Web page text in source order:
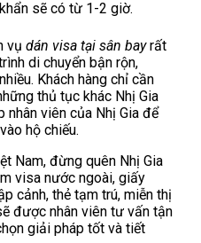
sẽ có từ 1-2 giờ.
vụ dán visa tại sân bayrất
di chuyển bận rộn,
Khách hàng chỉ cần
thủ tục khác Nhị Gia
nhân viên của Nhị Gia để
hộ chiếu.
Nam, đừng quên Nhị Gia
visa nước ngoài, giấy
cảnh, thẻ tạm trú, miễn thị
được nhân viên tư vấn tận
giải pháp tốt và tiết